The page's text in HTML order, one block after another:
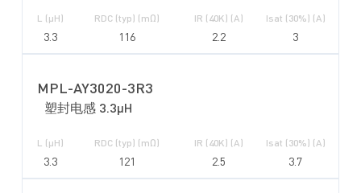
L (µH) RDC (typ) (mΩ) IR (40K) (A) Isat (30%) (A)
3.3 116 2.2 3
MPL-AY3020-3R3
塑封电感 3.3µH
L (µH) RDC (typ) (mΩ) IR (40K) (A) Isat (30%) (A)
3.3 121 2.5 3.7